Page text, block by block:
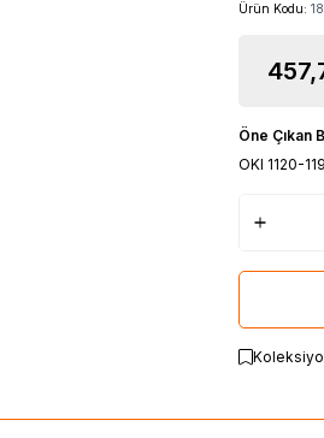
Ürün Kodu:
Öne Çıkan
OKI 1120-